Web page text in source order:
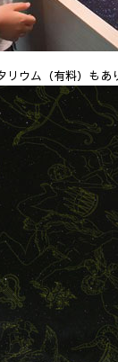
ウム（有料）もあ